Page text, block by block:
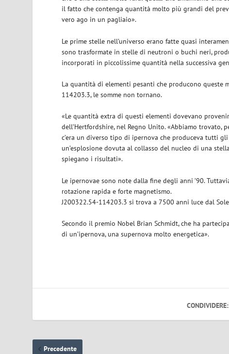
il fatto che contenga quantità molto più grandi del
vero ago in un pagliaio».
Le prime stelle nell’universo erano fatte quasi
sono trasformate in stelle di neutroni o buchi neri,
incorporati in piccolissime quantità nella successiva
La quantità di elementi pesanti che producono queste
114203.3, le somme non tornano.
«Le quantità extra di questi elementi dovevano
dell’Hertfordshire, nel Regno Unito. «Abbiamo
c’era un diverso tipo di ipernova che produceva tutti
un’esplosione dovuta al collasso del nucleo di una
spiegano i risultati».
Le ipernovae sono note dalla fine degli anni ’90.
rotazione rapida e forte magnetismo.
J200322.54-114203.3 si trova a 7500 anni luce dal
Secondo il premio Nobel Brian Schmidt, che ha
di un’ipernova, una supernova molto energetica».
CONDIVIDERE:
Precedente